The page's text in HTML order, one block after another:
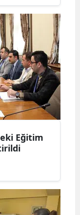
Kayseri
Kırklareli
Kırşehir
Kocaeli
Konya
Kütahya
Malatya
Kahramanmaraş
Mardin
Eğitim